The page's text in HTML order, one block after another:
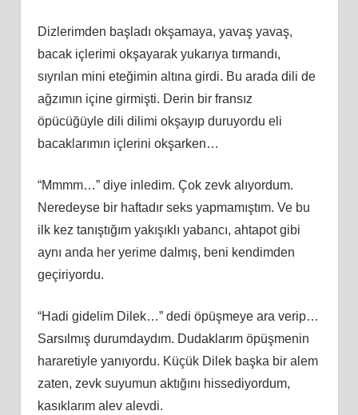
Dizlerimden başladı okşamaya, yavaş yavaş,
bacak içlerimi okşayarak yukarıya tırmandı,
sıyrılan mini eteğimin altına girdi. Bu arada dili de
ağzımın içine girmişti. Derin bir fransız
öpücüğüyle dili dilimi okşayıp duruyordu eli
bacaklarımın içlerini okşarken…
“Mmmm…” diye inledim. Çok zevk alıyordum.
Neredeyse bir haftadır seks yapmamıştım. Ve bu
ilk kez tanıştığım yakışıklı yabancı, ahtapot gibi
aynı anda her yerime dalmış, beni kendimden
geçiriyordu.
“Hadi gidelim Dilek…” dedi öpüşmeye ara verip…
Sarsılmış durumdaydım. Dudaklarım öpüşmenin
hararetiyle yanıyordu. Küçük Dilek başka bir alem
zaten, zevk suyumun aktığını hissediyordum,
kasıklarım alev alevdi.